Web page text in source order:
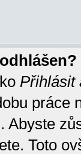
Přihlásit
práce
Abyste
Toto